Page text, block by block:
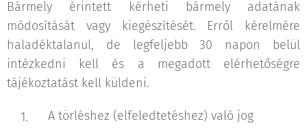
Bármely érintett kérheti bármely adatának
módosítását vagy kiegészítését. Erről kérelmére
haladéktalanul, de legfeljebb 30 napon belül
intézkedni kell és a megadott elérhetőségre
tájékoztatást kell küldeni.
A törléshez (elfeledtetéshez) való jog